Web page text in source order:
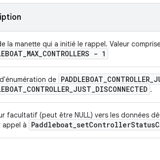
la manette qui a initié le rappel. Valeur
_MAX_CONTROLLERS - 1
de PADDLEBOAT_CONTROLLER_
_CONTROLLER_JUST_DISCONNECTED .
facultatif (peut être NULL) vers les données
appel à
Paddleboat_setControllerStatus